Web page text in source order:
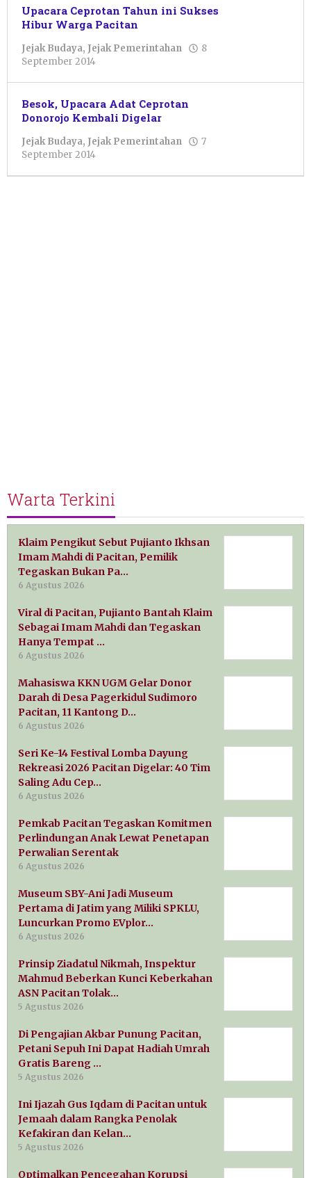
Upacara Ceprotan Tahun ini Sukses
Hibur Warga Pacitan
Jejak Budaya, Jejak Pemerintahan
8
September 2014
Besok, Upacara Adat Ceprotan
Donorojo Kembali Digelar
Jejak Budaya, Jejak Pemerintahan
7
September 2014
Warta Terkini
Klaim Pengikut Sebut Pujianto Ikhsan
Imam Mahdi di Pacitan, Pemilik
Tegaskan Bukan Pa…
6 Agustus 2026
Viral di Pacitan, Pujianto Bantah Klaim
Sebagai Imam Mahdi dan Tegaskan
Hanya Tempat …
6 Agustus 2026
Mahasiswa KKN UGM Gelar Donor
Darah di Desa Pagerkidul Sudimoro
Pacitan, 11 Kantong D…
6 Agustus 2026
Seri Ke-14 Festival Lomba Dayung
Rekreasi 2026 Pacitan Digelar: 40 Tim
Saling Adu Cep…
6 Agustus 2026
Pemkab Pacitan Tegaskan Komitmen
Perlindungan Anak Lewat Penetapan
Perwalian Serentak
6 Agustus 2026
Museum SBY-Ani Jadi Museum
Pertama di Jatim yang Miliki SPKLU,
Luncurkan Promo EVplor…
6 Agustus 2026
Prinsip Ziadatul Nikmah, Inspektur
Mahmud Beberkan Kunci Keberkahan
ASN Pacitan Tolak…
5 Agustus 2026
Di Pengajian Akbar Punung Pacitan,
Petani Sepuh Ini Dapat Hadiah Umrah
Gratis Bareng …
5 Agustus 2026
Ini Ijazah Gus Iqdam di Pacitan untuk
Jemaah dalam Rangka Penolak
Kefakiran dan Kelan…
5 Agustus 2026
Optimalkan Pencegahan Korupsi